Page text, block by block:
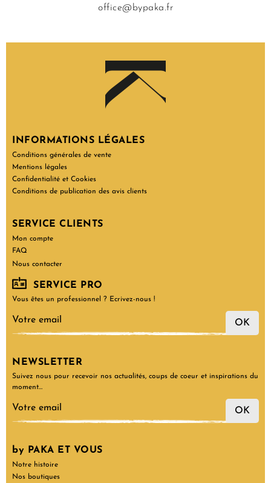
office@bypaka.fr
INFORMATIONS LÉGALES
Conditions générales de vente
Mentions légales
Confidentialité et Cookies
Conditions de publication des avis clients
SERVICE CLIENTS
Mon compte
FAQ
Nous contacter
SERVICE PRO
Vous êtes un professionnel ? Ecrivez-nous !
OK
NEWSLETTER
Suivez nous pour recevoir nos actualités, coups de coeur et inspirations du
moment…
OK
by PAKA ET VOUS
Notre histoire
Nos boutiques